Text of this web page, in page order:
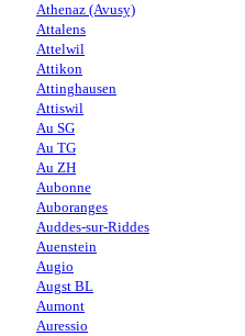
Athenaz (Avusy)
Attalens
Attelwil
Attikon
Attinghausen
Attiswil
Au SG
Au TG
Au ZH
Aubonne
Auboranges
Auddes-sur-Riddes
Auenstein
Augio
Augst BL
Aumont
Auressio